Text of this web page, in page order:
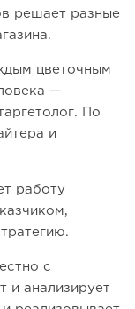
решает разные
цветочным
—
По
и
работу
с
и анализирует